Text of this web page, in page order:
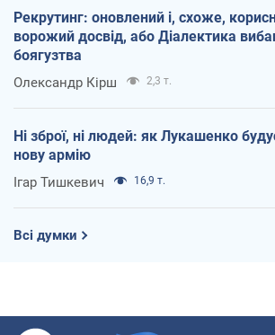
Рекрутинг: оновлений і, схоже,
ворожий досвід, або Діалектика
боягузтва
Олександр Кірш 2,3 т.
Ні зброї, ні людей: як Лукашенко
нову армію
Ігар Тишкевич 16,9 т.
Всі думки